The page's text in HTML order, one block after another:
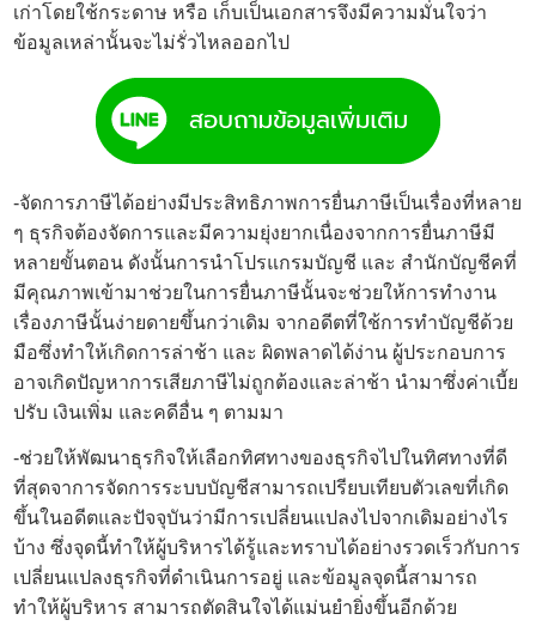
เก่าโดยใช้กระดาษ หรือ เก็บเป็นเอกสารจึงมีความมั่นใจว่า
ข้อมูลเหล่านั้นจะไม่รั่วไหลออกไป
-จัดการภาษีได้อย่างมีประสิทธิภาพการยื่นภาษีเป็นเรื่องที่หลาย
ๆ ธุรกิจต้องจัดการและมีความยุ่งยากเนื่องจากการยื่นภาษีมี
หลายขั้นตอน ดังนั้นการนำโปรแกรมบัญชี และ สำนักบัญชีคที่
มีคุณภาพเข้ามาช่วยในการยื่นภาษีนั้นจะช่วยให้การทำงาน
เรื่องภาษีนั้นง่ายดายขึ้นกว่าเดิม จากอดีตที่ใช้การทำบัญชีด้วย
มือซึ่งทำให้เกิดการล่าช้า และ ผิดพลาดได้ง่าน ผู้ประกอบการ
อาจเกิดปัญหาการเสียภาษีไม่ถูกต้องและล่าช้า นำมาซึ่งค่าเบี้ย
ปรับ เงินเพิ่ม และคดีอื่น ๆ ตามมา
-ช่วยให้พัฒนาธุรกิจให้เลือกทิศทางของธุรกิจไปในทิศทางที่ดี
ที่สุดจาการจัดการระบบบัญชีสามารถเปรียบเทียบตัวเลขที่เกิด
ขึ้นในอดีตและปัจจุบันว่ามีการเปลี่ยนแปลงไปจากเดิมอย่างไร
บ้าง ซึ่งจุดนี้ทำให้ผู้บริหารได้รู้และทราบได้อย่างรวดเร็วกับการ
เปลี่ยนแปลงธุรกิจที่ดำเนินการอยู่ และข้อมูลจุดนี้สามารถ
ทำให้ผู้บริหาร สามารถตัดสินใจได้แม่นยำยิ่งขึ้นอีกด้วย